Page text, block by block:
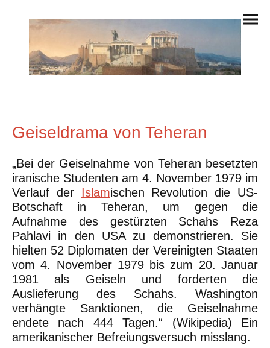
Geiseldrama von Teheran
„Bei der Geiselnahme von Teheran besetzten
iranische Studenten am 4. November 1979 im
Verlauf der Islamischen Revolution die US-
Botschaft in Teheran, um gegen die
Aufnahme des gestürzten Schahs Reza
Pahlavi in den USA zu demonstrieren. Sie
hielten 52 Diplomaten der Vereinigten Staaten
vom 4. November 1979 bis zum 20. Januar
1981 als Geiseln und forderten die
Auslieferung des Schahs. Washington
verhängte Sanktionen, die Geiselnahme
endete nach 444 Tagen.“ (Wikipedia) Ein
amerikanischer Befreiungsversuch misslang.